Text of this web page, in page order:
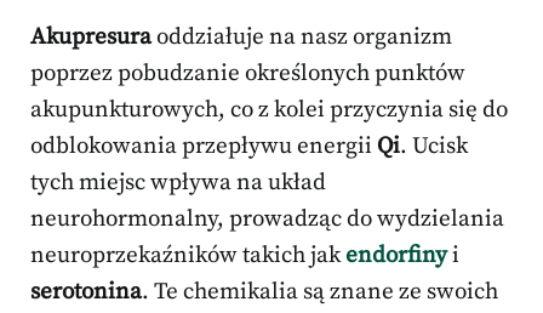
Akupresuraoddziałuje na nasz organizm
poprzez pobudzanie określonych punktów
akupunkturowych, co z kolei przyczynia się do
odblokowania przepływu energii Qi. Ucisk
tych miejsc wpływa na układ
neurohormonalny, prowadząc do wydzielania
neuroprzekaźników takich jakendorfinyi
serotonina. Te chemikalia są znane ze swoich